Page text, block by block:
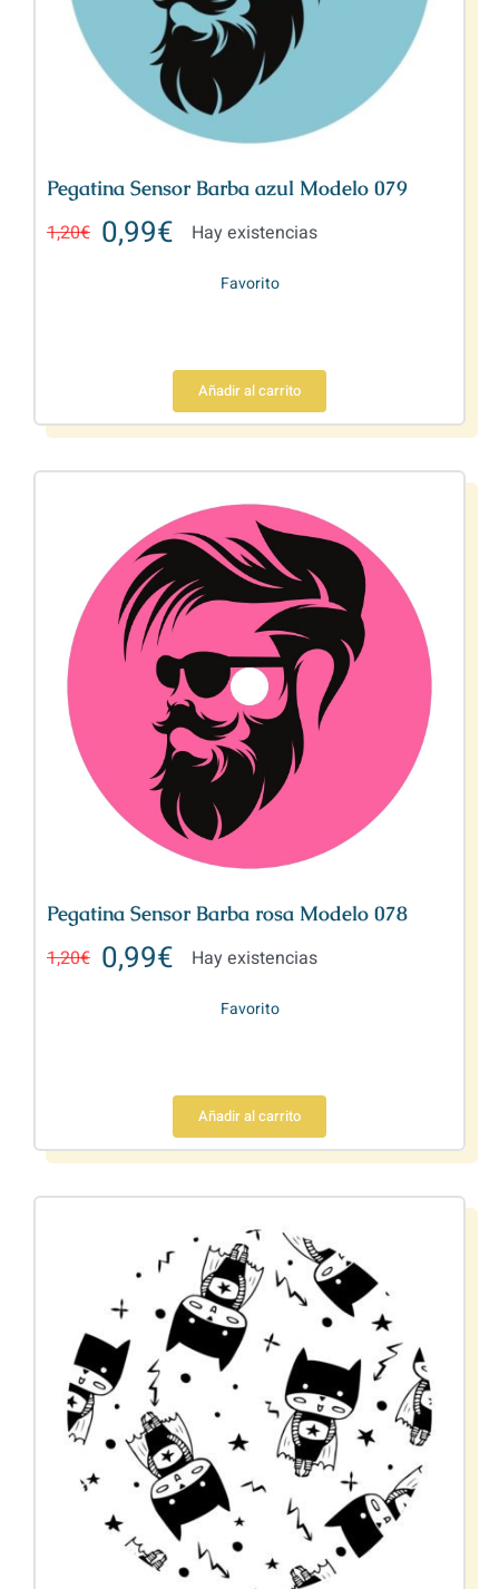
Pegatina Sensor Barba azul Modelo 079
1,20€ 0,99€ Hay existencias
Favorito
Añadir al carrito
Pegatina Sensor Barba rosa Modelo 078
1,20€ 0,99€ Hay existencias
Favorito
Añadir al carrito